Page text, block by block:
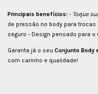
Principais benefícios: - Toque
de pressão no body para
seguro - Design pensado para o
Garanta já o seu Conjunto Body
com carinho e qualidade!